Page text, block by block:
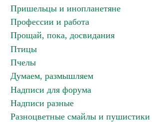
Пришельцы и инопланетяне
Профессии и работа
Прощай, пока, досвидания
Птицы
Пчелы
Думаем, размышляем
Надписи для форума
Надписи разные
Разноцветные смайлы и пушистики